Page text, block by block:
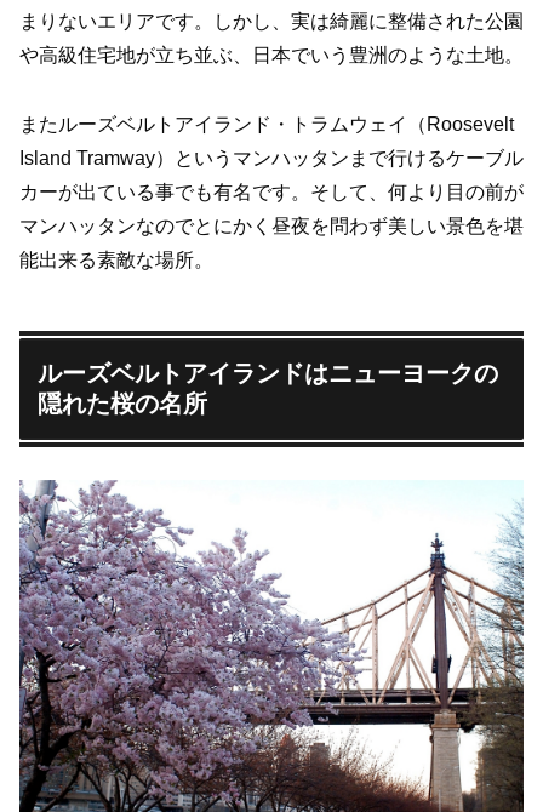
まりないエリアです。しかし、実は綺麗に整備された公園
や高級住宅地が立ち並ぶ、日本でいう豊洲のような土地。
またルーズベルトアイランド・トラムウェイ（Roosevelt
Island Tramway）というマンハッタンまで行けるケーブル
カーが出ている事でも有名です。そして、何より目の前が
マンハッタンなのでとにかく昼夜を問わず美しい景色を堪
能出来る素敵な場所。
ルーズベルトアイランドはニューヨークの
隠れた桜の名所